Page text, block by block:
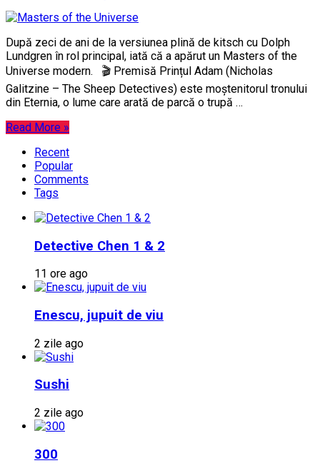
După zeci de ani de la versiunea plină de kitsch cu Dolph
Lundgren în rol principal, iată că a apărut un Masters of the
Universe modern. 🎬 Premisă Prințul Adam (Nicholas
Galitzine – The Sheep Detectives) este moștenitorul tronului
din Eternia, o lume care arată de parcă o trupă …
Read More »
Recent
Popular
Comments
Tags
Detective Chen 1 & 2
11 ore ago
Enescu, jupuit de viu
2 zile ago
Sushi
2 zile ago
300